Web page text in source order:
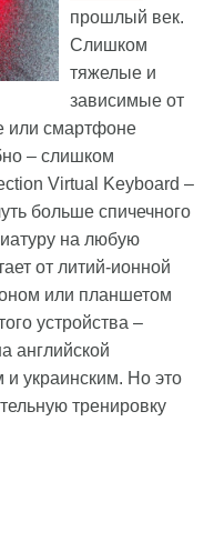
прошлый век.
Слишком
тяжелые и
зависимые от
или смартфоне
– слишком
Virtual Keyboard –
больше спичечного
на любую
от литий-ионной
или планшетом
устройства –
английской
и украинским. Но это
тренировку